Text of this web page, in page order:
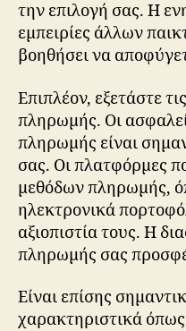
την επιλογή σας. Η
εμπειρίες άλλων
βοηθήσει να
Επιπλέον, εξετάστε
πληρωμής. Οι
πληρωμής είναι
σας. Οι πλατφόρμες
μεθόδων πληρωμής,
ηλεκτρονικά
αξιοπιστία τους. Η
πληρωμής σας
Είναι επίσης
χαρακτηριστικά